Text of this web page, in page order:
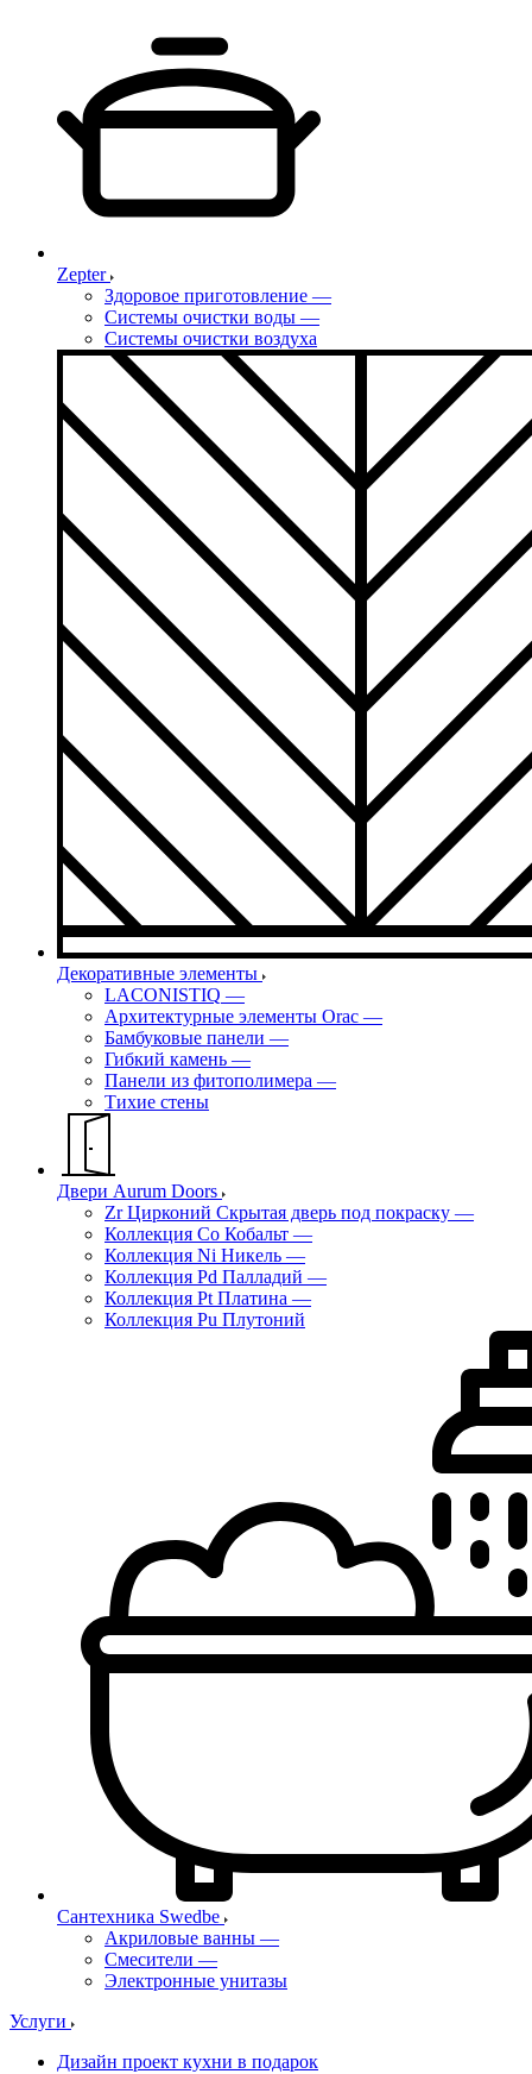
Zepter
Здоровое приготовление —
Системы очистки воды —
Системы очистки воздуха
Декоративные элементы
LACONISTIQ —
Архитектурные элементы Orac —
Бамбуковые панели —
Гибкий камень —
Панели из фитополимера —
Тихие стены
Двери Aurum Doors
Zr Цирконий Скрытая дверь под покраску —
Коллекция Co Кобальт —
Коллекция Ni Никель —
Коллекция Pd Палладий —
Коллекция Pt Платина —
Коллекция Pu Плутоний
Сантехника Swedbe
Акриловые ванны —
Смесители —
Электронные унитазы
Услуги
Дизайн проект кухни в подарок